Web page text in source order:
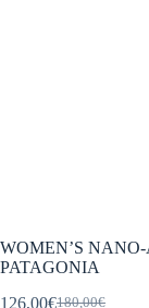
WOMEN’S
PATAGONIA
180,00€
126,00€